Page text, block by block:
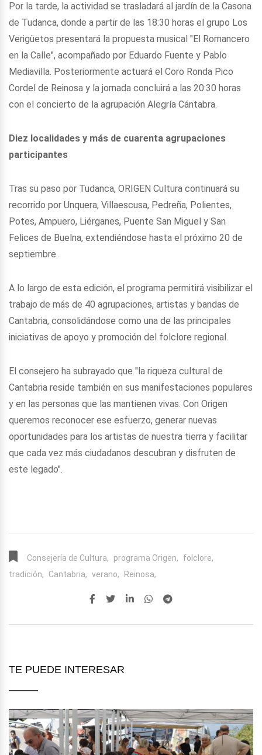
Por la tarde, la actividad se trasladará al jardín de la Casona
de Tudanca, donde a partir de las 18:30 horas el grupo Los
Verigüetos presentará la propuesta musical "El Romancero
en la Calle", acompañado por Eduardo Fuente y Pablo
Mediavilla. Posteriormente actuará el Coro Ronda Pico
Cordel de Reinosa y la jornada concluirá a las 20:30 horas
con el concierto de la agrupación Alegría Cántabra.
Diez localidades y más de cuarenta agrupaciones
participantes
Tras su paso por Tudanca, ORIGEN Cultura continuará su
recorrido por Unquera, Villaescusa, Pedreña, Polientes,
Potes, Ampuero, Liérganes, Puente San Miguel y San
Felices de Buelna, extendiéndose hasta el próximo 20 de
septiembre.
A lo largo de esta edición, el programa permitirá visibilizar el
trabajo de más de 40 agrupaciones, artistas y bandas de
Cantabria, consolidándose como una de las principales
iniciativas de apoyo y promoción del folclore regional.
El consejero ha subrayado que "la riqueza cultural de
Cantabria reside también en sus manifestaciones populares
y en las personas que las mantienen vivas. Con Origen
queremos reconocer ese esfuerzo, generar nuevas
oportunidades para los artistas de nuestra tierra y facilitar
que cada vez más ciudadanos descubran y disfruten de
este legado".
Consejería de Cultura, programa Origen,
folclore,
tradición,
Cantabria, verano, Reinosa,
TE PUEDE INTERESAR